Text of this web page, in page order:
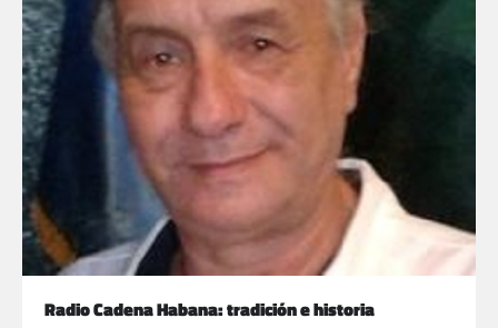
Radio Cadena Habana: tradición e historia